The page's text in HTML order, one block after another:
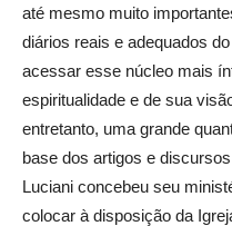
até mesmo muito
diários reais e adequados
acessar esse núcleo mais
espiritualidade e de sua
entretanto, uma grande
base dos artigos e
Luciani concebeu seu
colocar à disposição da